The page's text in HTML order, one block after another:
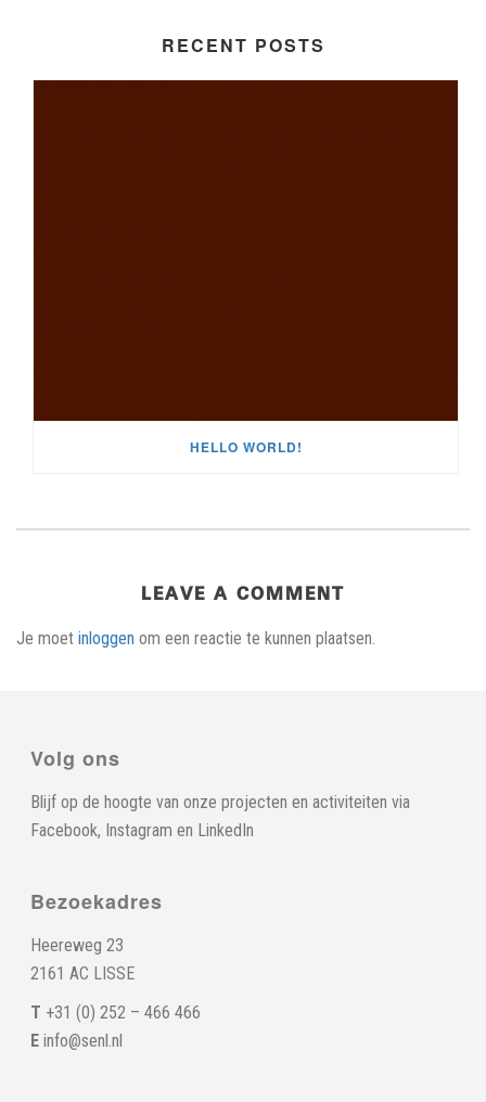
RECENT POSTS
HELLO WORLD!
LEAVE A COMMENT
Je moet inloggen om een reactie te kunnen plaatsen.
Volg ons
Blijf op de hoogte van onze projecten en activiteiten via
Facebook, Instagram en LinkedIn
Bezoekadres
Heereweg 23
2161 AC LISSE
T +31 (0) 252 – 466 466
E info@senl.nl